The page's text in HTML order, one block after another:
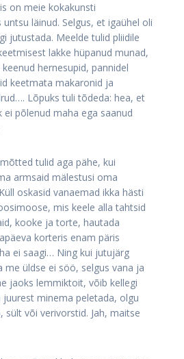
on meie kokakunsti
läinud. Selgus, et igaühel oli
jutustada. Meelde tulid pliidile
lakke hüpanud munad,
hernesupid, pannidel
keetmata makaronid ja
Lõpuks tuli tõdeda: hea, et
ei põlenud maha ega saanud
tulid aga pähe, kui
armsaid mälestusi oma
oskasid vanaemad ikka hästi
mis keele alla tahtsid
kooke ja torte, hautada
korteris enam päris
ei saagi… Ning kui jutujärg
üldse ei söö, selgus vana ja
jaoks lemmiktoit, võib kellegi
minema peletada, olgu
sült või verivorstid. Jah, maitse